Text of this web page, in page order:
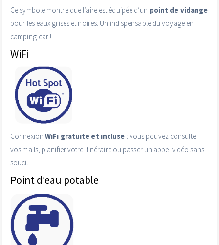
Ce symbole montre que l’aire est équipée d’un point de vidange
pour les eaux grises et noires. Un indispensable du voyage en
camping-car !
WiFi
Connexion WiFi gratuite et incluse : vous pouvez consulter
vos mails, planifier votre itinéraire ou passer un appel vidéo sans
souci.
Point d’eau potable